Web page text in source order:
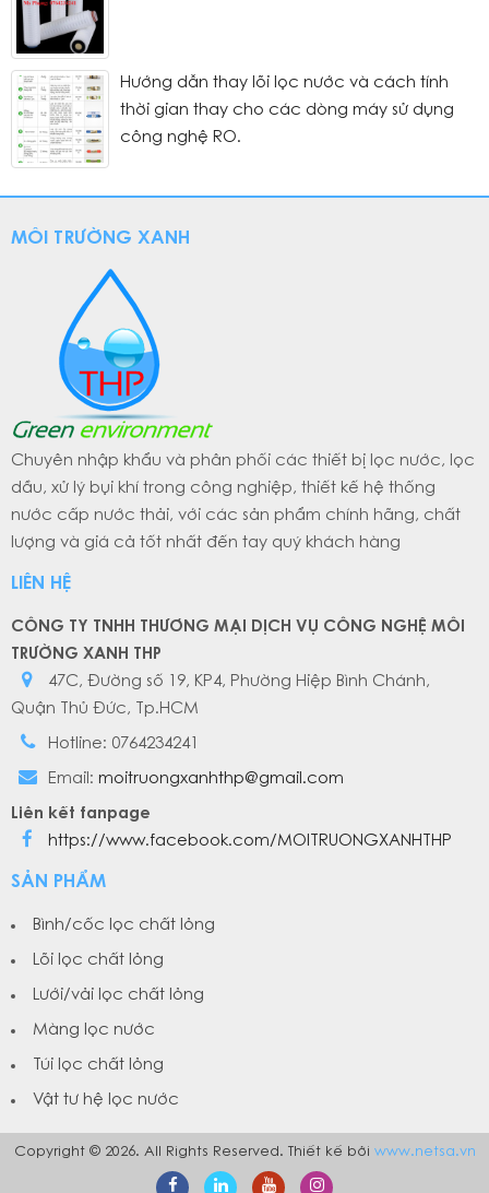
Hướng dẫn thay lõi lọc nước và cách tính
thời gian thay cho các dòng máy sử dụng
công nghệ RO.
MÔI TRƯỜNG XANH
Chuyên nhập khẩu và phân phối các thiết bị lọc nước, lọc
dầu, xử lý bụi khí trong công nghiệp, thiết kế hệ thống
nước cấp nước thải, với các sản phẩm chính hãng, chất
lượng và giá cả tốt nhất đến tay quý khách hàng
LIÊN HỆ
CÔNG TY TNHH THƯƠNG MẠI DỊCH VỤ CÔNG NGHỆ MÔI
TRƯỜNG XANH THP
47C, Đường số 19, KP4, Phường Hiệp Bình Chánh,
Quận Thủ Đức, Tp.HCM
Hotline: 0764234241
Email: moitruongxanhthp@gmail.com
Liên kết fanpage
https://www.facebook.com/MOITRUONGXANHTHP
SẢN PHẨM
Bình/cốc lọc chất lỏng
Lõi lọc chất lỏng
Lưới/vải lọc chất lỏng
Màng lọc nước
Túi lọc chất lỏng
Vật tư hệ lọc nước
Copyright © 2026. All Rights Reserved. Thiết kế bởi www.netsa.vn